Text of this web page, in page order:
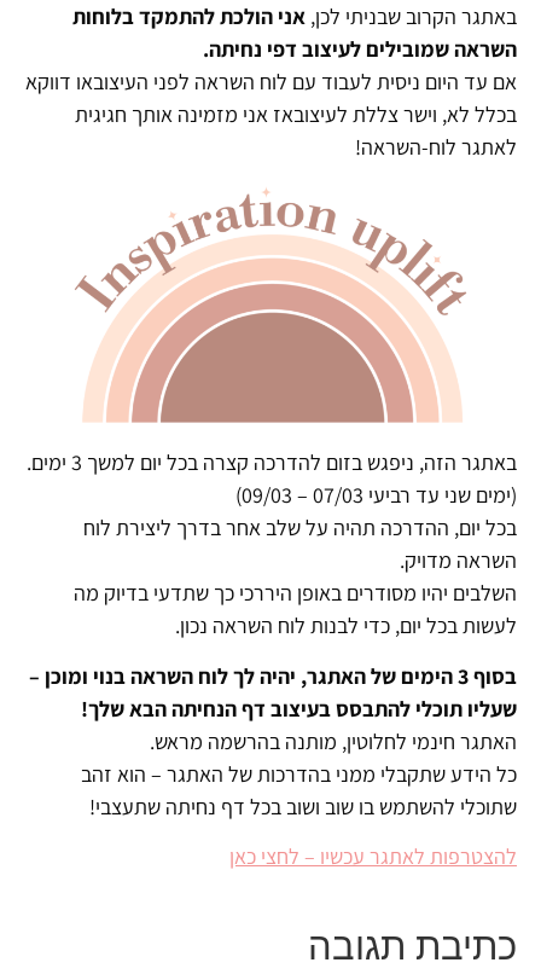
באתגר הקרוב שבניתי לכן, אני הולכת להתמקד בלוחות
השראה שמובילים לעיצוב דפי נחיתה.
אם עד היום ניסית לעבוד עם לוח השראה לפני העיצובאו דווקא
בכלל לא, וישר צללת לעיצובאז אני מזמינה אותך חגיגית
לאתגר לוח-השראה!
באתגר הזה, ניפגש בזום להדרכה קצרה בכל יום למשך 3 ימים.
(ימים שני עד רביעי 07/03 – 09/03)
בכל יום, ההדרכה תהיה על שלב אחר בדרך ליצירת לוח
השראה מדויק.
השלבים יהיו מסודרים באופן היררכי כך שתדעי בדיוק מה
לעשות בכל יום, כדי לבנות לוח השראה נכון.
בסוף 3 הימים של האתגר, יהיה לך לוח השראה בנוי ומוכן –
שעליו תוכלי להתבסס בעיצוב דף הנחיתה הבא שלך!
האתגר חינמי לחלוטין, מותנה בהרשמה מראש.
כל הידע שתקבלי ממני בהדרכות של האתגר – הוא זהב
שתוכלי להשתמש בו שוב ושוב בכל דף נחיתה שתעצבי!
להצטרפות לאתגר עכשיו – לחצי כאן
כתיבת תגובה